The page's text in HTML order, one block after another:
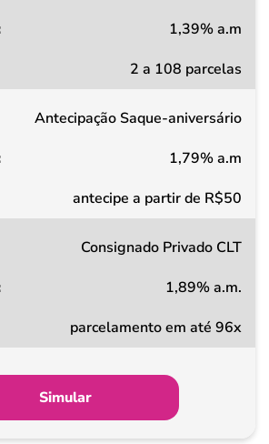
1,39% a.m
2 a 108 parcelas
Antecipação Saque-aniversário
1,79% a.m
antecipe a partir de R$50
Consignado Privado CLT
1,89% a.m.
parcelamento em até 96x
Simular